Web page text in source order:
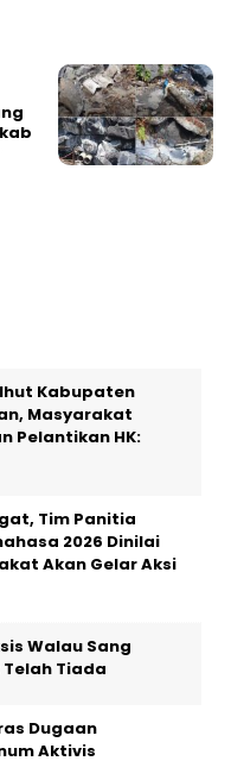
Kabupaten
Masyarakat
Pelantikan HK:
Tim Panitia
2026 Dinilai
Akan Gelar Aksi
Walau Sang
Tiada
Dugaan
Aktivis